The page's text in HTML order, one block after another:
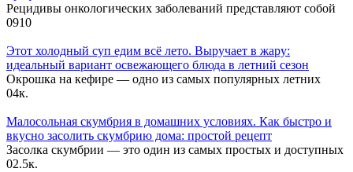
Рецидивы онкологических заболеваний представляют собой
0910
Этот холодный суп едим всё лето. Выручает в жару:
идеальный вариант освежающего блюда в летний сезон
Окрошка на кефире — одно из самых популярных летних
04к.
Малосольная скумбрия в домашних условиях. Как быстро и
вкусно засолить скумбрию дома: простой рецепт
Засолка скумбрии — это один из самых простых и доступных
02.5к.